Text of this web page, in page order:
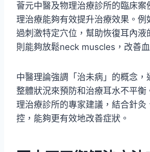
薈元中醫及物理治療診所的臨床案
理治療能夠有效提升治療效果。例
過刺激特定穴位，幫助恢復耳內液
則能夠放鬆neck muscles，改善血
中醫理論強調「治未病」的概念，
整體狀況來預防和治療耳水不平衡
理治療診所的專家建議，結合針灸
控，能夠更有效地改善症狀。